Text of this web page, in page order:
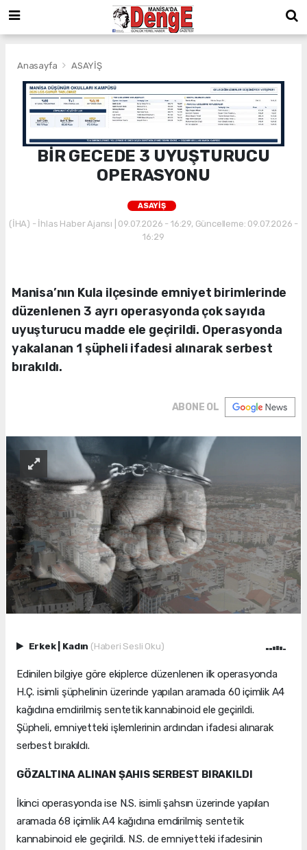
Anasayfa ASAYİŞ
BİR GECEDE 3 UYUŞTURUCU
OPERASYONU
ASAYİŞ
(İHA) - İhlas Haber Ajansı | 09.07.2026 - 16:29, Güncelleme: 09.07.2026 -
16:29
Manisa’nın Kula ilçesinde emniyet birimlerinde
düzenlenen 3 ayrı operasyonda çok sayıda
uyuşturucu madde ele geçirildi. Operasyonda
yakalanan 1 şüpheli ifadesi alınarak serbest
bırakıldı.
ABONE OL
Erkek Kadın (Haberi Sesli Oku)
Edinilen bilgiye göre ekiplerce düzenlenen ilk operasyonda
H.Ç. isimli şüphelinin üzerinde yapılan aramada 60 içimlik A4
kağıdına emdirilmiş sentetik kannabinoid ele geçirildi.
Şüpheli, emniyetteki işlemlerinin ardından ifadesi alınarak
serbest bırakıldı.
GÖZALTINA ALINAN ŞAHIS SERBEST BIRAKILDI
İkinci operasyonda ise N.S. isimli şahsın üzerinde yapılan
aramada 68 içimlik A4 kağıdına emdirilmiş sentetik
kannabinoid ele geçirildi. N.S. de emniyetteki ifadesinin